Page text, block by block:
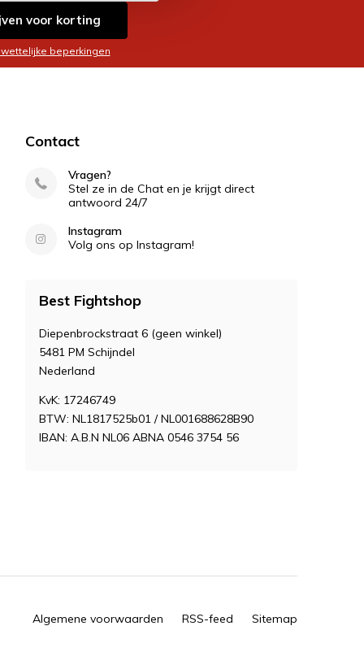
voor korting
beperkingen
Contact
Vragen?
Stel ze in de Chat en je krijgt direct
antwoord 24/7
Instagram
Volg ons op Instagram!
Best Fightshop
Diepenbrockstraat 6 (geen winkel)
5481 PM Schijndel
Nederland
KvK: 17246749
BTW: NL1817525b01 / NL001688628B90
IBAN: A.B.N NL06 ABNA 0546 3754 56
Algemene voorwaarden RSS-feed Sitemap